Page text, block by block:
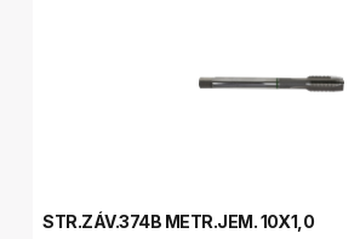
STR.ZÁV.374B METR.JEM. 10X1,0